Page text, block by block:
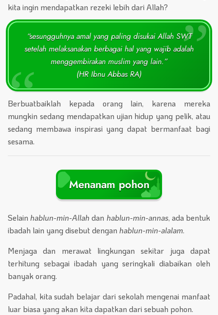
kita ingin mendapatkan rezeki lebih dari Allah?
“sesungguhnya amal yang paling disukai Allah SWT
setelah melaksanakan berbagai hal yang wajib adalah
menggembirakan muslim yang lain.”
(HR Ibnu Abbas RA)
Berbuatbaiklah kepada orang lain, karena mereka
mungkin sedang mendapatkan ujian hidup yang pelik, atau
sedang membawa inspirasi yang dapat bermanfaat bagi
sesama.
Menanam pohon
Selainhablun-min-Allahdan hablun-min-annas, ada bentuk
ibadah lain yang disebut dengan hablun-min-alalam.
Menjaga dan merawat lingkungan sekitar juga dapat
terhitung sebagai ibadah yang seringkali diabaikan oleh
banyak orang.
Padahal, kita sudah belajar dari sekolah mengenai manfaat
luar biasa yang akan kita dapatkan dari sebuah pohon.